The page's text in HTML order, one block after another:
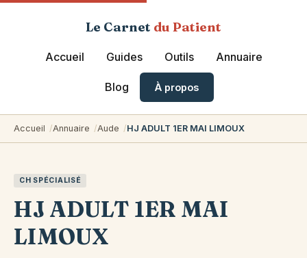
Le Carnet du Patient
Accueil Guides Outils Annuaire
Blog À propos
Accueil Annuaire Aude HJ ADULT 1ER MAI LIMOUX
CH SPÉCIALISÉ
HJ ADULT 1ER MAI
LIMOUX